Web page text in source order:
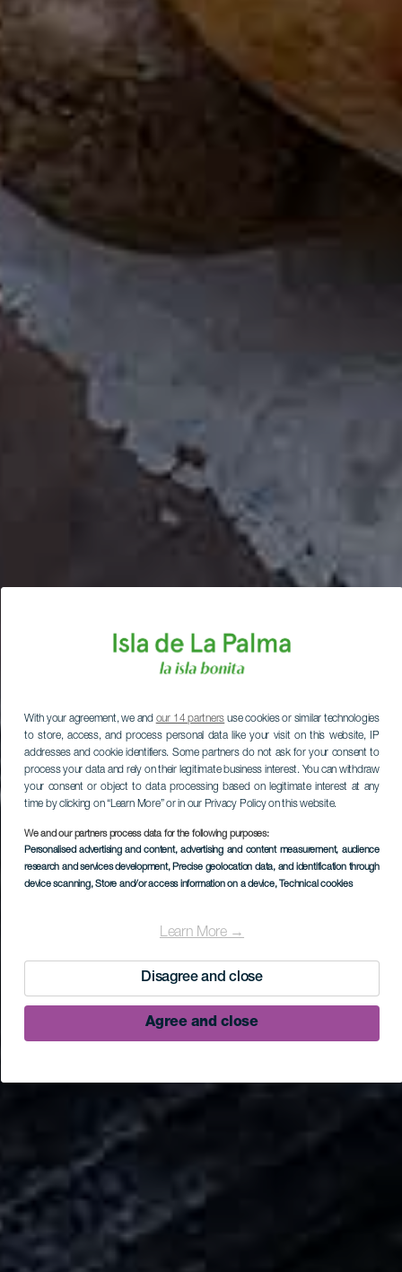
With your agreement, we and our 14 partners use cookies or similar technologies
to store, access, and process personal data like your visit on this website, IP
addresses and cookie identifiers. Some partners do not ask for your consent to
process your data and rely on their legitimate business interest. You can withdraw
your consent or object to data processing based on legitimate interest at any
time by clicking on “Learn More” or in our Privacy Policy on this website.
We and our partners process data for the following purposes:
Personalised advertising and content, advertising and content measurement, audience
research and services development, Precise geolocation data, and identification through
device scanning, Store and/or access information on a device, Technical cookies
Learn More →
Disagree and close
Agree and close